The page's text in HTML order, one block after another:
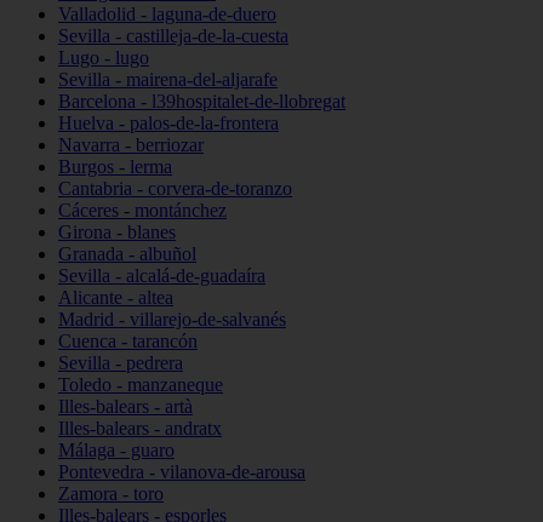
Valladolid - laguna-de-duero
Sevilla - castilleja-de-la-cuesta
Lugo - lugo
Sevilla - mairena-del-aljarafe
Barcelona - l39hospitalet-de-llobregat
Huelva - palos-de-la-frontera
Navarra - berriozar
Burgos - lerma
Cantabria - corvera-de-toranzo
Cáceres - montánchez
Girona - blanes
Granada - albuñol
Sevilla - alcalá-de-guadaíra
Alicante - altea
Madrid - villarejo-de-salvanés
Cuenca - tarancón
Sevilla - pedrera
Toledo - manzaneque
Illes-balears - artà
Illes-balears - andratx
Málaga - guaro
Pontevedra - vilanova-de-arousa
Zamora - toro
Illes-balears - esporles